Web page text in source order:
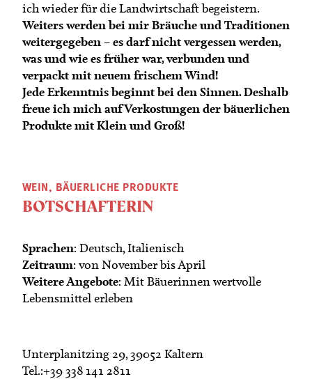
ich wieder für die Landwirtschaft begeistern.
Weiters werden bei mir Bräuche und Traditionen
weitergegeben – es darf nicht vergessen werden,
was und wie es früher war, verbunden und
verpackt mit neuem frischem Wind!
Jede Erkenntnis beginnt bei den Sinnen. Deshalb
freue ich mich auf Verkostungen der bäuerlichen
Produkte mit Klein und Groß!
WEIN, BÄUERLICHE PRODUKTE
BOTSCHAFTERIN
Sprachen: Deutsch, Italienisch
Zeitraum: von November bis April
Weitere Angebote: Mit Bäuerinnen wertvolle
Lebensmittel erleben
Unterplanitzing 29, 39052 Kaltern
Tel.:+39 338 141 2811